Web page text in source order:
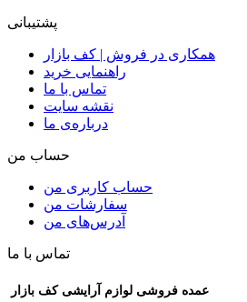
پشتیبانی
همکاری در فروش | کف بازار
راهنمایی خرید
تماس با ما
نقشه سایت
درباره‌ی ما
حساب من
حساب کاربری من
سفارشات من
آدرس‌های من
تماس با ما